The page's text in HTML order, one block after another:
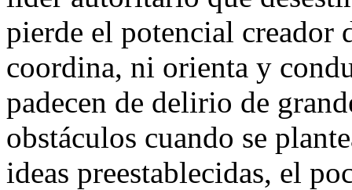
pierde el potencial creador
coordina, ni orienta y
padecen de delirio de
obstáculos cuando se
ideas preestablecidas, el